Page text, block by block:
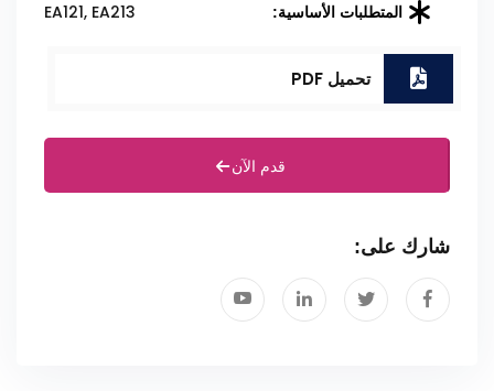
المتطلبات الأساسية: EA121, EA213
تحميل PDF
قدم الآن
شارك على: